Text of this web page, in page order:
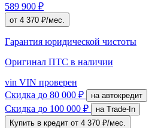
589 900 ₽
от 4 370 ₽/мес.
Гарантия юридической чистоты
Оригинал ПТС в наличии
vin VIN проверен
Скидка до 80 000 ₽ на автокредит
Скидка до 100 000 ₽
на Trade-In
Купить в кредит от 4 370 ₽/мес.